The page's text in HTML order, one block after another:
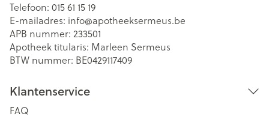
Telefoon: 015 61 15 19
E-mailadres: info@apotheeksermeus.be
APB nummer: 233501
Apotheek titularis: Marleen Sermeus
BTW nummer: BE0429117409
Klantenservice
FAQ